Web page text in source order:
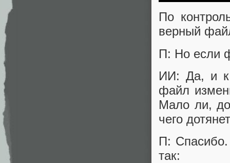
По
верный
П: Но если
ИИ: Да, и
файл
Мало ли,
чего
П: Спасибо.
так: